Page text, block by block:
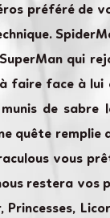
préféré de
qui
faire face à lui
de sabre
quête remplie
vous
restera vos